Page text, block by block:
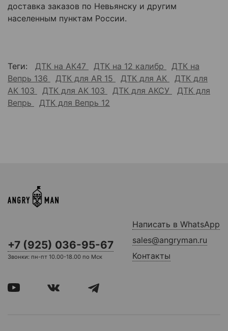
доставка заказов по Невьянску и другим
населенным пунктам России.
Теги: ДТК на АК47 ДТК на 12 калибр
ДТК на
Вепрь 136
ДТК для AR 15 ДТК для АК
ДТК для
АК 103
ДТК для АК 103 ДТК для АКСУ
ДТК для
Вепрь
ДТК для Вепрь 12
+7 (925) 036-95-67
Звонки: пн-пт 10.00-18.00 по Мск
Написать в WhatsApp
sales@angryman.ru
Контакты